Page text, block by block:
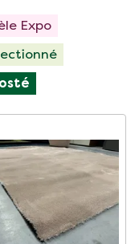
Expo